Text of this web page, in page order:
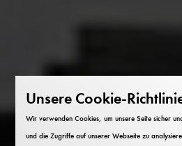
Unsere Cookie-
Wir verwenden Cookies, um unsere Seite sicher
und die Zugriffe auf unserer Webseite zu